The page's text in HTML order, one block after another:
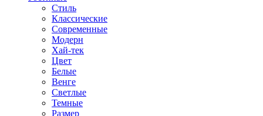
Стиль
Классические
Современные
Модерн
Хай-тек
Цвет
Белые
Венге
Светлые
Темные
Размер